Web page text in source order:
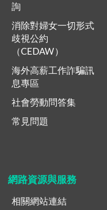
詢
消除對婦女一切形式
歧視公約
（CEDAW）
海外高薪工作詐騙訊
息專區
社會勞動問答集
常見問題
網路資源與服務
相關網站連結